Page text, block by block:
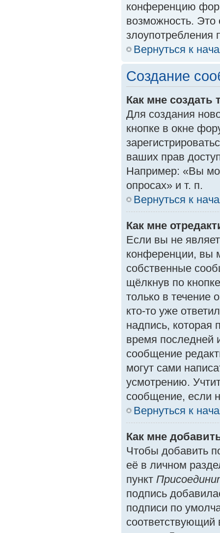
конференцию
возможность. Это
злоупотребления
Вернуться к
Создание
Как мне создать
Для создания
кнопке в окне
ваших прав
Например: «Вы
опросах» и т. п.
Вернуться к
Как мне
Если вы не
конференции, вы
собственные
щёлкнув по
только в течение
кто-то уже
надпись, которая
время последней
сообщение
могут сами
усмотрению.
сообщение, если
Вернуться к
Как мне
Чтобы добавить
её в личном
пункт
подпись
подписи по